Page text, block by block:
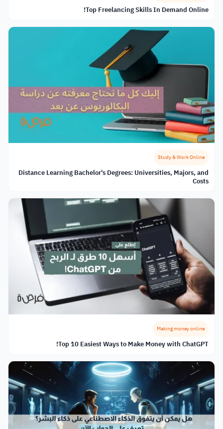
Top Freelancing Skills In Demand Online!
Study & Work Online
Distance Learning Bachelor's Degrees: Universities, Majors, and
Costs
Making money online
Top 10 Easiest Ways to Make Money with ChatGPT!